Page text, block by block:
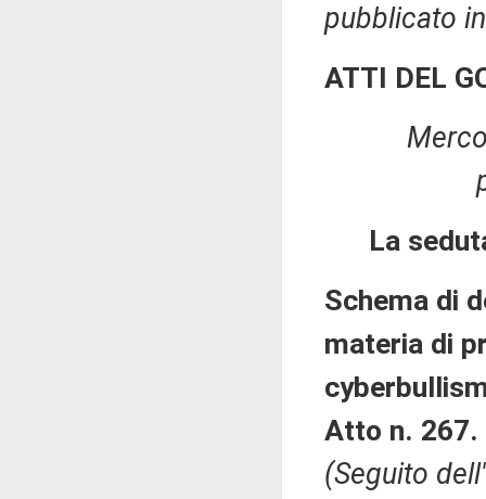
pubblicato
ATTI DEL
La
Schema di
materia di
Atto n. 267.
(Seguito